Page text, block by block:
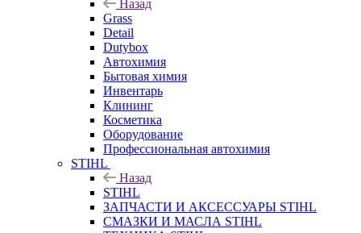
Назад
Grass
Detail
Dutybox
Автохимия
Бытовая химия
Инвентарь
Клининг
Косметика
Оборудование
Профессиональная автохимия
STIHL
Назад
STIHL
ЗАПЧАСТИ И АКСЕССУАРЫ STIHL
СМАЗКИ И МАСЛА STIHL